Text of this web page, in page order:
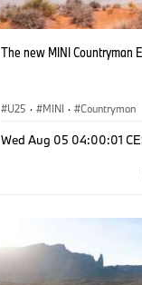
The new MINI Countryman
U25 · MINI · Countryman
Wed Aug 05 04:00:01